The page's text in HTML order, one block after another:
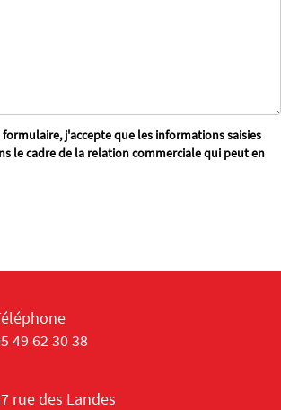
j'accepte que les informations saisies
le cadre de la relation commerciale qui peut en
49 62 30 38
rue des Landes